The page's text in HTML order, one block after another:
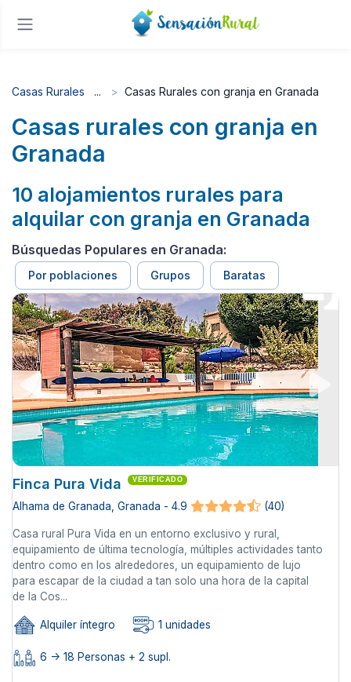
Casas Rurales Casas Rurales con granja en Granada
Casas rurales con granja en
Granada
10 alojamientos rurales para
alquilar con granja en Granada
Búsquedas Populares en Granada:
Por poblaciones Grupos Baratas
Finca Pura Vida VERIFICADO
Alhama de Granada, Granada - 4.9 (40)
Casa rural Pura Vida en un entorno exclusivo y rural,
equipamiento de última tecnología, múltiples actividades tanto
dentro como en los alrededores, un equipamiento de lujo
para escapar de la ciudad a tan solo una hora de la capital
de la Cos...
Alquiler íntegro 1 unidades
6 -> 18 Personas + 2 supl.